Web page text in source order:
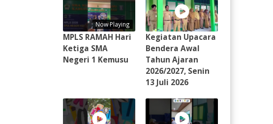
Now Playing
MPLS RAMAH Hari
Ketiga SMA
Negeri 1 Kemusu
Kegiatan Upacara
Bendera Awal
Tahun Ajaran
2026/2027, Senin
13 Juli 2026